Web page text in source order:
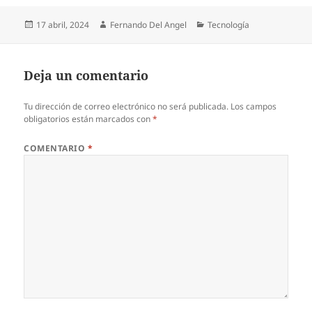
Publicado
17 abril, 2024 Autor
Fernando Del Angel Categorías
Tecnología
Deja un comentario
Tu dirección de correo electrónico no será publicada. Los campos
obligatorios están marcados con*
COMENTARIO *